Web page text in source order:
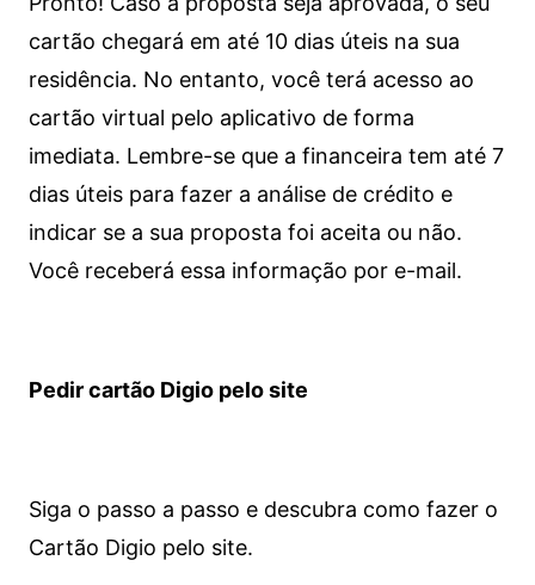
cartão chegará em até 10 dias úteis na sua
residência. No entanto, você terá acesso ao
cartão virtual pelo aplicativo de forma
imediata. Lembre-se que a financeira tem até 7
dias úteis para fazer a análise de crédito e
indicar se a sua proposta foi aceita ou não.
Você receberá essa informação por e-mail.
Pedir cartão Digio pelo site
Siga o passo a passo e descubra como fazer o
Cartão Digio pelo site.